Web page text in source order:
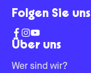
Über uns
Wer sind wir?
Folgen Sie uns